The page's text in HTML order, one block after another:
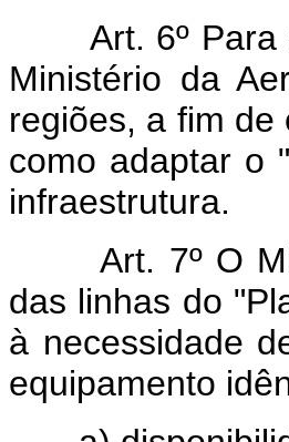
Art. 6º
Ministério da
regiões, a fim
como adaptar o
infraestrutura.
Art. 7º O
das linhas do
à necessidade
equipamento